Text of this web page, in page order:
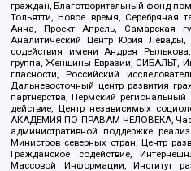
граждан, Благотворительный фонд
Тольятти, Новое время, Серебряная
Анна, Проект Апрель, Самарская
Аналитический Центр Юрия Левады,
содействия имени Андрея
группа, Женщины Евразии, СИБАЛЬТ,
гласности, Российский
Дальневосточный центр развития
партнерства, Пермский
действие, Центр независимых
АКАДЕМИЯ ПО ПРАВАМ ЧЕЛОВЕКА,
административной поддержке
Министров северных стран, Центр
Гражданское содействие,
Массовой Информации, Институт